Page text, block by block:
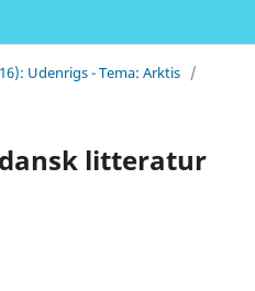
Udenrigs - Tema: Arktis /
litteratur